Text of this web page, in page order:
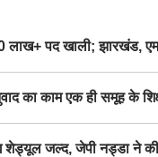
पद खाली; झारखंड,
का काम एक ही समूह के
जल्द, जेपी नड्डा ने की